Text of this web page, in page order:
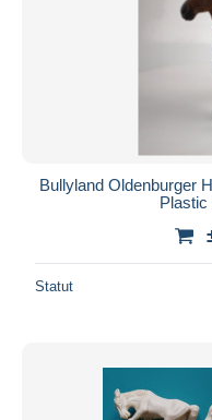
Bullyland Oldenburger
Plastic
Statut